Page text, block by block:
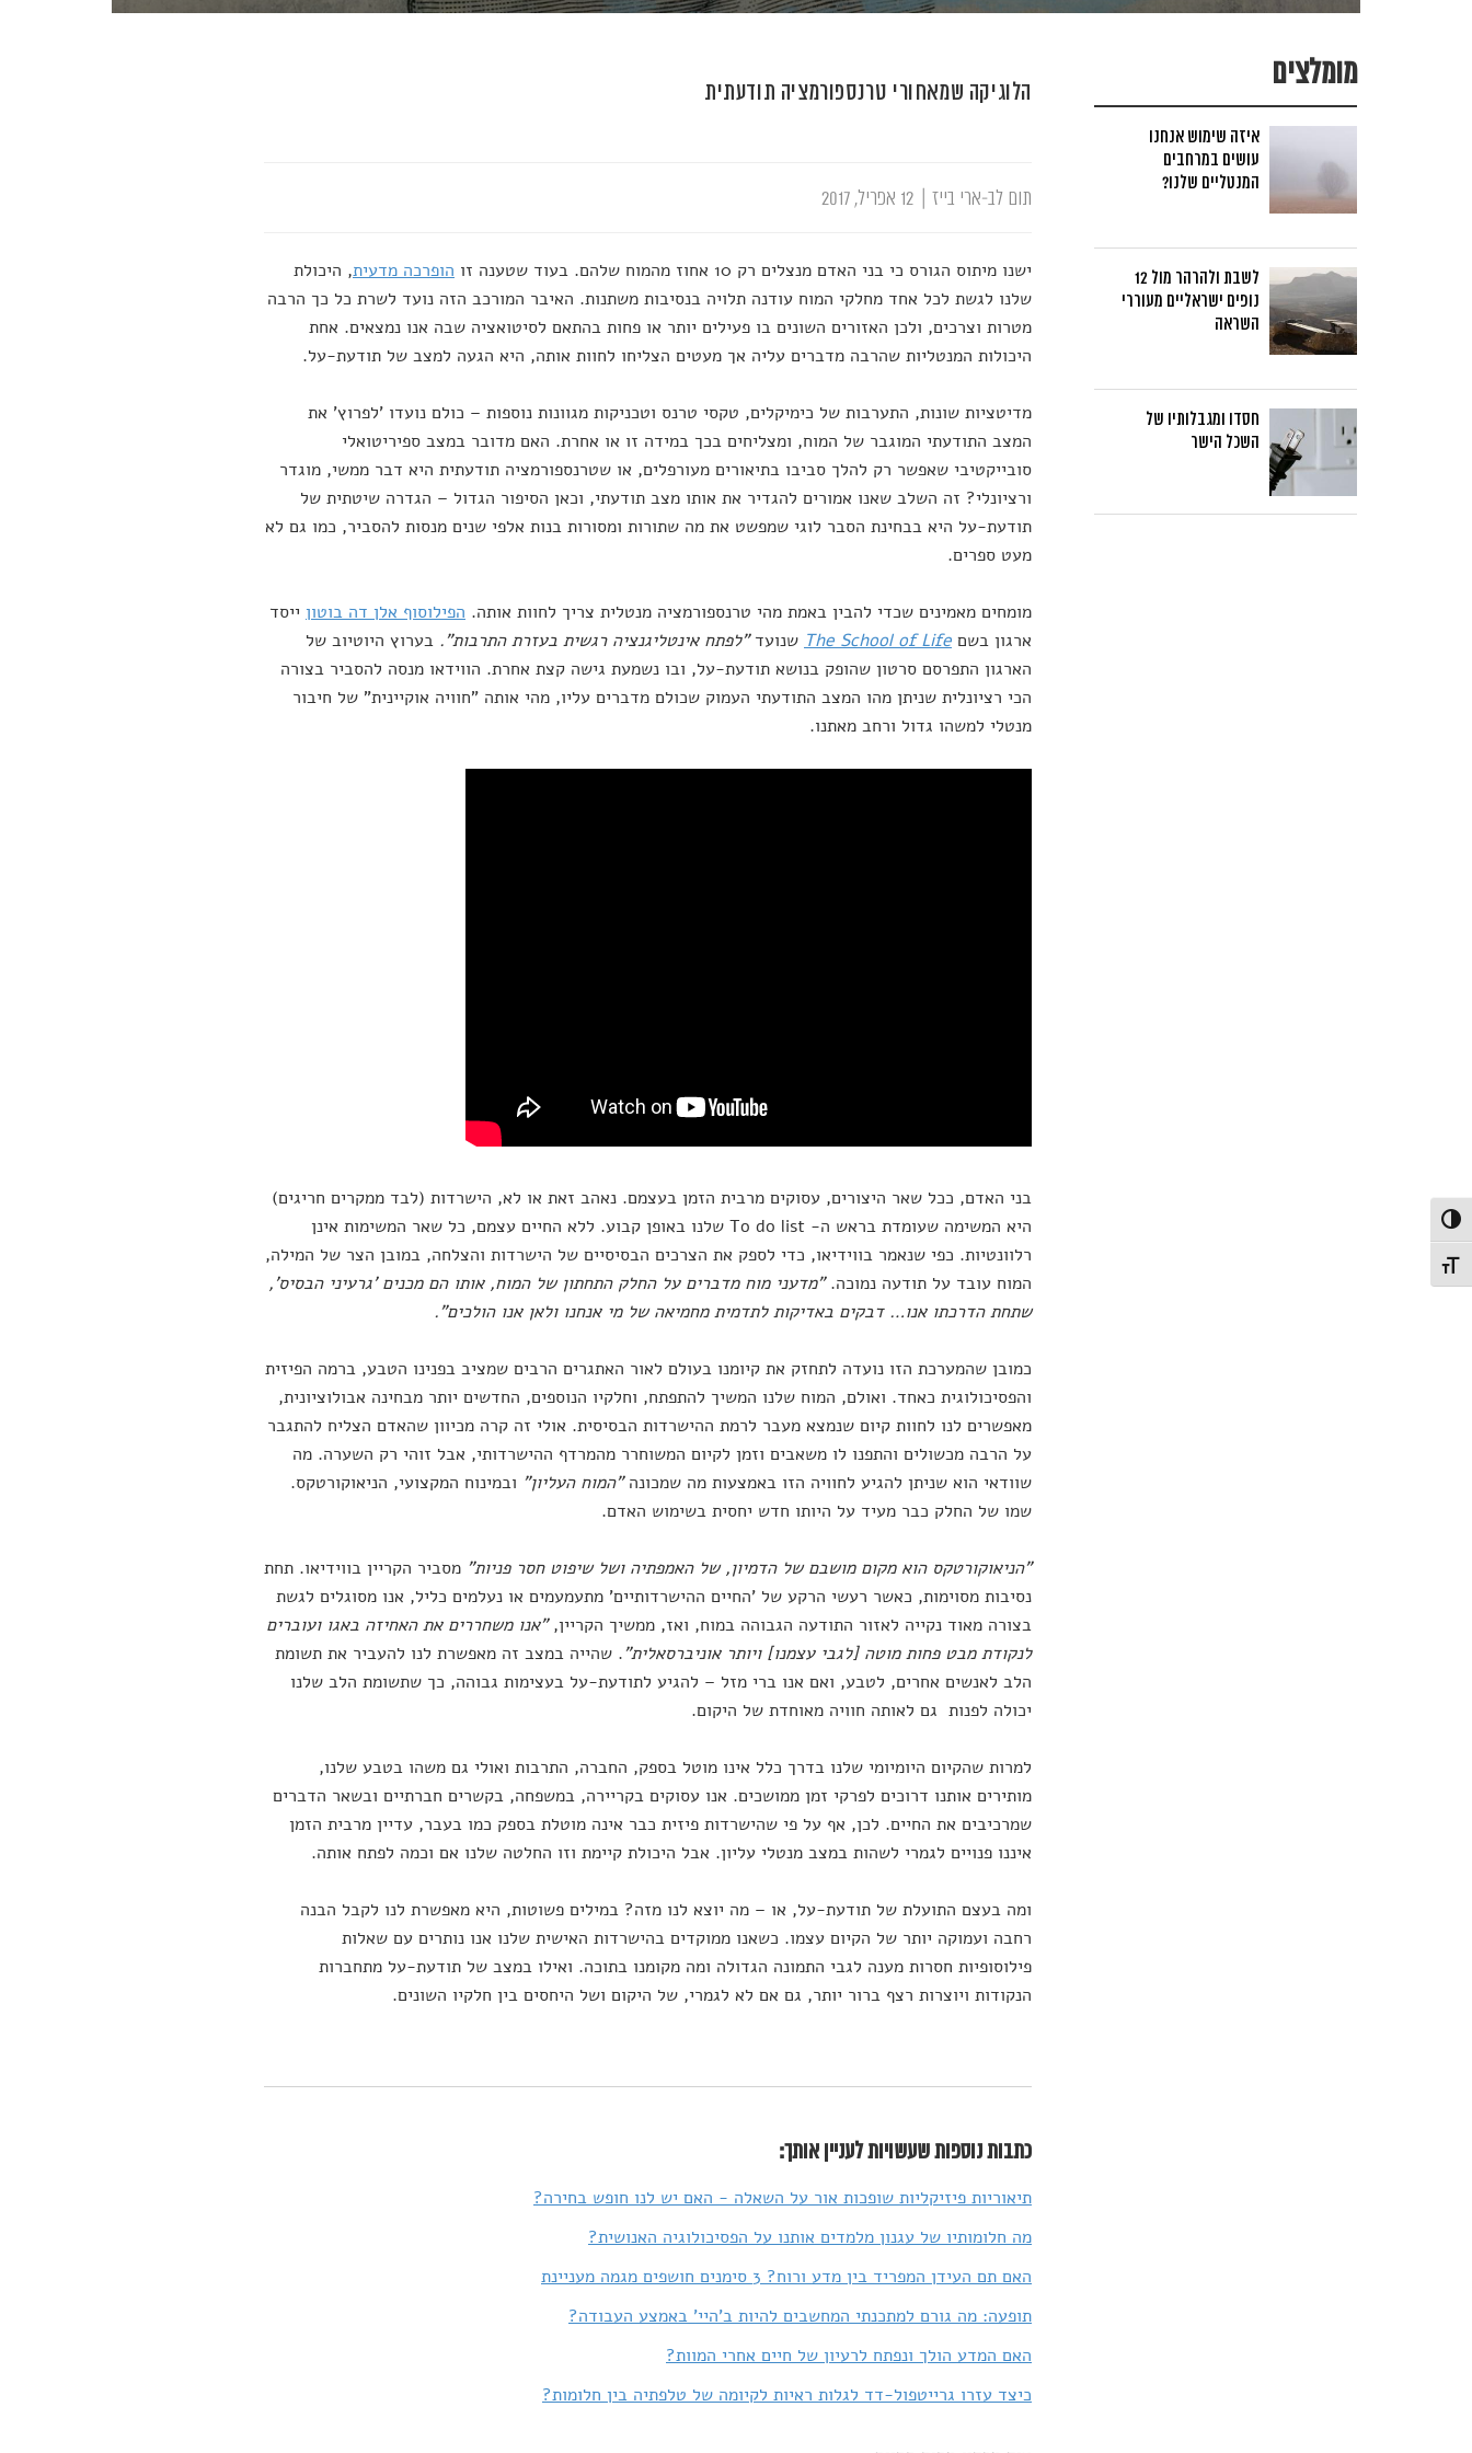
הפעל/כבה ניגודיות גבוהה
מתג גודל גופן
הלוגיקה שמאחורי טרנספורמציה תודעתית
תום לב-ארי בייז
ישנו מיתוס הגורס כי בני האדם מנצלים רק 10 אחוז מהמוח שלהם. בעוד שטענה זו הופרכה מדעית, היכולת
שלנו לגשת לכל אחד מחלקי המוח עודנה תלויה בנסיבות משתנות. האיבר המורכב הזה נועד לשרת כל כך הרבה
מטרות וצרכים, ולכן האזורים השונים בו פעילים יותר או פחות בהתאם לסיטואציה שבה אנו נמצאים. אחת
היכולות המנטליות שהרבה מדברים עליה אך מעטים הצליחו לחוות אותה, היא הגעה למצב של תודעת-על.
מדיטציות שונות, התערבות של כימיקלים, טקסי טרנס וטכניקות מגוונות נוספות – כולם נועדו 'לפרוץ' את
המצב התודעתי המוגבר של המוח, ומצליחים בכך במידה זו או אחרת. האם מדובר במצב ספיריטואלי
סובייקטיבי שאפשר רק להלך סביבו בתיאורים מעורפלים, או שטרנספורמציה תודעתית היא דבר ממשי, מוגדר
ורציונלי? זה השלב שאנו אמורים להגדיר את אותו מצב תודעתי, וכאן הסיפור הגדול – הגדרה שיטתית של
תודעת-על היא בבחינת הסבר לוגי שמפשט את מה שתורות ומסורות בנות אלפי שנים מנסות להסביר, כמו גם לא
מעט ספרים.
מומחים מאמינים שכדי להבין באמת מהי טרנספורמציה מנטלית צריך לחוות אותה. הפילוסוף אלן דה בוטון ייסד
ארגון בשם The School of Life שנועד"לפתח אינטליגנציה רגשית בעזרת התרבות". בערוץ היוטיוב של
הארגון התפרסם סרטון שהופק בנושא תודעת-על, ובו נשמעת גישה קצת אחרת. הווידאו מנסה להסביר בצורה
הכי רציונלית שניתן מהו המצב התודעתי העמוק שכולם מדברים עליו, מהי אותה "חוויה אוקיינית" של חיבור
מנטלי למשהו גדול ורחב מאתנו.
בני האדם, ככל שאר היצורים, עסוקים מרבית הזמן בעצמם. נאהב זאת או לא, הישרדות (לבד ממקרים חריגים)
היא המשימה שעומדת בראש ה- To do list שלנו באופן קבוע. ללא החיים עצמם, כל שאר המשימות אינן
רלוונטיות. כפי שנאמר בווידיאו, כדי לספק את הצרכים הבסיסיים של הישרדות והצלחה, במובן הצר של המילה,
המוח עובד על תודעה נמוכה."מדעני מוח מדברים על החלק התחתון של המוח, אותו הם מכנים 'גרעיני הבסיס',
שתחת הדרכתו אנו… דבקים באדיקות לתדמית מחמיאה של מי אנחנו ולאן אנו הולכים".
כמובן שהמערכת הזו נועדה לתחזק את קיומנו בעולם לאור האתגרים הרבים שמציב בפנינו הטבע, ברמה הפיזית
והפסיכולוגית כאחד. ואולם, המוח שלנו המשיך להתפתח, וחלקיו הנוספים, החדשים יותר מבחינה אבולוציונית,
מאפשרים לנו לחוות קיום שנמצא מעבר לרמת ההישרדות הבסיסית. אולי זה קרה מכיוון שהאדם הצליח להתגבר
על הרבה מכשולים והתפנו לו משאבים וזמן לקיום המשוחרר מהמרדף ההישרדותי, אבל זוהי רק השערה. מה
שוודאי הוא שניתן להגיע לחוויה הזו באמצעות מה שמכונה"המוח העליון" ובמינוח המקצועי, הניאוקורטקס.
שמו של החלק כבר מעיד על היותו חדש יחסית בשימוש האדם.
"הניאוקורטקס הוא מקום מושבם של הדמיון, של האמפתיה ושל שיפוט חסר פניות" מסביר הקריין בווידיאו. תחת
נסיבות מסוימות, כאשר רעשי הרקע של 'החיים ההישרדותיים' מתעמעמים או נעלמים כליל, אנו מסוגלים לגשת
בצורה מאוד נקייה לאזור התודעה הגבוהה במוח, ואז, ממשיך הקריין,"אנו משחררים את האחיזה באגו ועוברים
לנקודת מבט פחות מוטה [לגבי עצמנו] ויותר אוניברסאלית". שהייה במצב זה מאפשרת לנו להעביר את תשומת
הלב לאנשים אחרים, לטבע, ואם אנו ברי מזל – להגיע לתודעת-על בעצימות גבוהה, כך שתשומת הלב שלנו
יכולה לפנות גם לאותה חוויה מאוחדת של היקום.
למרות שהקיום היומיומי שלנו בדרך כלל אינו מוטל בספק, החברה, התרבות ואולי גם משהו בטבע שלנו,
מותירים אותנו דרוכים לפרקי זמן ממושכים. אנו עסוקים בקריירה, במשפחה, בקשרים חברתיים ובשאר הדברים
שמרכיבים את החיים. לכן, אף על פי שהישרדות פיזית כבר אינה מוטלת בספק כמו בעבר, עדיין מרבית הזמן
איננו פנויים לגמרי לשהות במצב מנטלי עליון. אבל היכולת קיימת וזו החלטה שלנו אם וכמה לפתח אותה.
ומה בעצם התועלת של תודעת-על, או – מה יוצא לנו מזה? במילים פשוטות, היא מאפשרת לנו לקבל הבנה
רחבה ועמוקה יותר של הקיום עצמו. כשאנו ממוקדים בהישרדות האישית שלנו אנו נותרים עם שאלות
פילוסופיות חסרות מענה לגבי התמונה הגדולה ומה מקומנו בתוכה. ואילו במצב של תודעת-על מתחברות
הנקודות ויוצרות רצף ברור יותר, גם אם לא לגמרי, של היקום ושל היחסים בין חלקיו השונים.
כתבות נוספות שעשויות לעניין אותך:
תיאוריות פיזיקליות שופכות אור על השאלה - האם יש לנו חופש בחירה?
מה חלומותיו של עגנון מלמדים אותנו על הפסיכולוגיה האנושית?
האם תם העידן המפריד בין מדע ורוח? 3 סימנים חושפים מגמה מעניינת
תופעה: מה גורם למתכנתי המחשבים להיות ב'היי' באמצע העבודה?
האם המדע הולך ונפתח לרעיון של חיים אחרי המוות?
כיצד עזרו גרייטפול-דד לגלות ראיות לקיומה של טלפתיה בין חלומות?
מומלצים
איזה שימוש אנחנו
עושים במרחבים
המנטליים שלנו?
לשבת ולהרהר מול 12
נופים ישראליים מעוררי
השראה
חסדו ומגבלותיו של
השכל הישר